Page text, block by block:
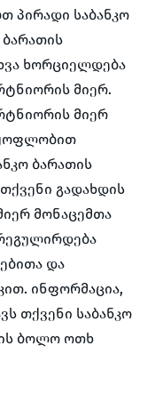
პირადი საბანკო
ბარათის
ხორციელდება
მიერ.
მიერ
ბარათის
გადახდის
მონაცემთა
და
ინფორმაცია,
თქვენი საბანკო
ბოლო ოთხ